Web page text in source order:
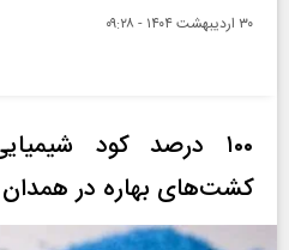
۳۰ ارديبهشت ۱۴۰۴ - ۰۹:۲۸
۱۰۰ درصد کود
کشت‌های بهاره در